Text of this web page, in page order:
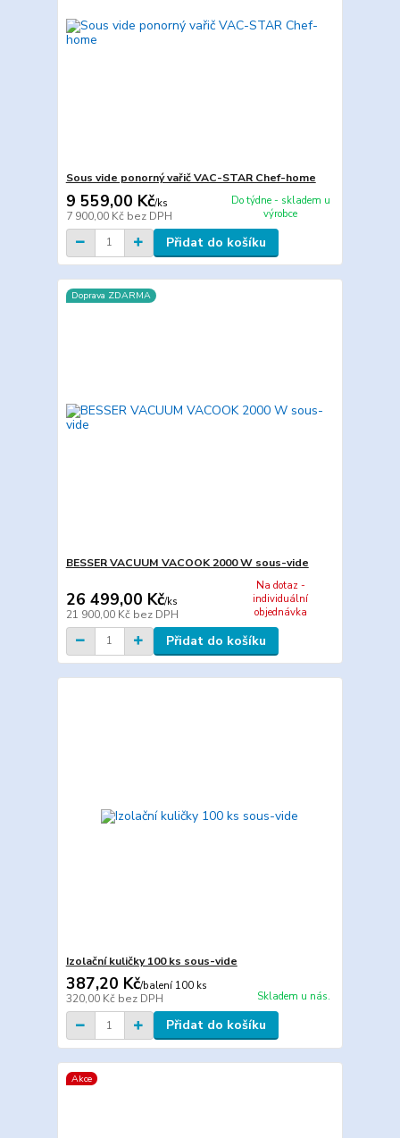
Sous vide ponorný vařič VAC-STAR Chef-home
9 559,00 Kč/ks
7 900,00 Kč bez DPH
Do týdne - skladem u
výrobce
Přidat do košíku
Doprava ZDARMA
BESSER VACUUM VACOOK 2000 W sous-vide
26 499,00 Kč/ks
21 900,00 Kč bez DPH
Na dotaz -
individuální
objednávka
Přidat do košíku
Izolační kuličky 100 ks sous-vide
387,20 Kč/balení 100 ks
320,00 Kč bez DPH Skladem u nás.
Přidat do košíku
Akce